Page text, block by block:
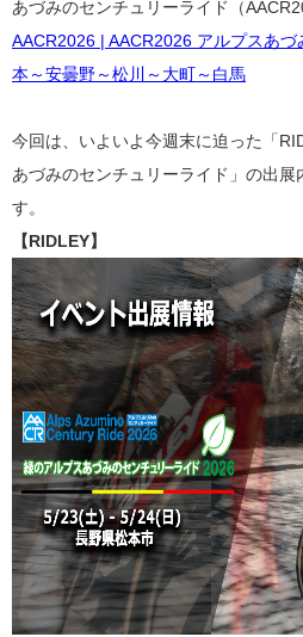
あづみのセンチュリーライド（
AACR2026 | AACR2026 アルプスあ
本～安曇野～松川～大町～白馬
今回は、いよいよ今週末に迫った「
あづみのセンチュリーライド」の出展
す。
【RIDLEY】